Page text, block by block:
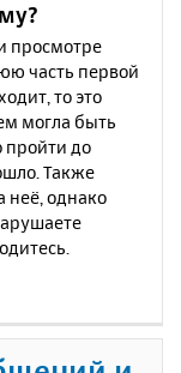
просмотре
часть первой
то это
могла быть
пройти до
Также
неё, однако